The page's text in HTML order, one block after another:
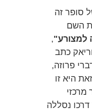
סופר זה
השם
למצורע",
ב-1922. מוריאק כתב
פרוזה,
היא זו
נסללה